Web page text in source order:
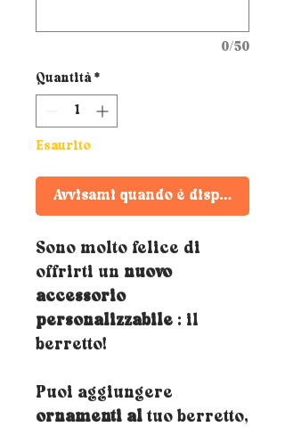
0/50
Quantità *
Esaurito
Avvisami quando è disponibile
Sono molto felice di
offrirti un nuovo
accessorio
personalizzabile : il
berretto!
Puoi aggiungere
ornamenti al tuo berretto,